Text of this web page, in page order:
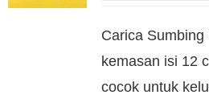
Carica Sumbing
kemasan isi 12
cocok untuk